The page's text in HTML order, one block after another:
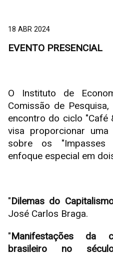
18 ABR 2024
EVENTO PRESENCIAL
O Instituto de
Comissão de
encontro do ciclo "Café
visa proporcionar uma
sobre os "Impasses
enfoque especial em
"Dilemas do
José Carlos Braga.
"Manifestações da
brasileiro no